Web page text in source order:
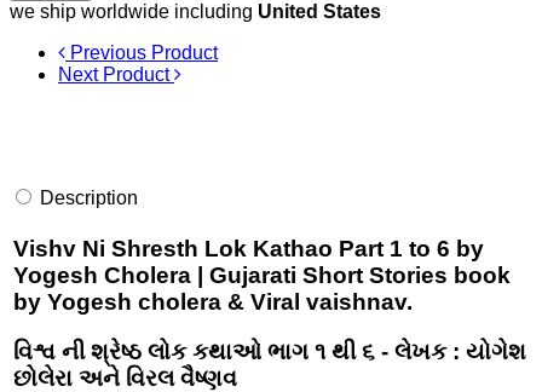
we ship worldwide including United States
Previous Product
Next Product
Description
Vishv Ni Shresth Lok Kathao Part 1 to 6 by
Yogesh Cholera | Gujarati Short Stories book
by Yogesh cholera & Viral vaishnav.
વિશ્વ ની શ્રેષ્ઠ લોક કથાઓ ભાગ ૧ થી ૬ - લેખક : યોગેશ
છોલેરા અને વિરલ વૈષ્ણવ